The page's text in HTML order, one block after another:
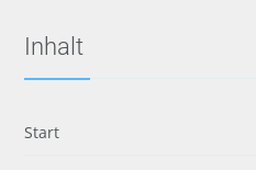
Inhalt
Start